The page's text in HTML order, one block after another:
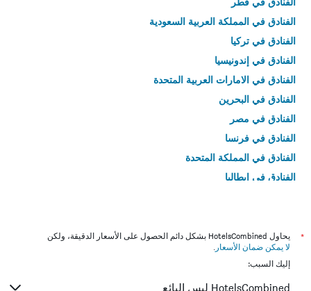
الفنادق في المملكة العربية السعودية
الفنادق في تركيا
الفنادق في إندونيسيا
الفنادق في الامارات العربية المتحدة
الفنادق في البحرين
الفنادق في مصر
الفنادق في فرنسا
الفنادق في المملكة المتحدة
الفنادق في إيطاليا
*
يحاول HotelsCombined بشكل دائم الحصول على الأسعار الدقيقة، ولكن
لا يمكن ضمان الأسعار .
إليك السبب:
HotelsCombined ليس البائع